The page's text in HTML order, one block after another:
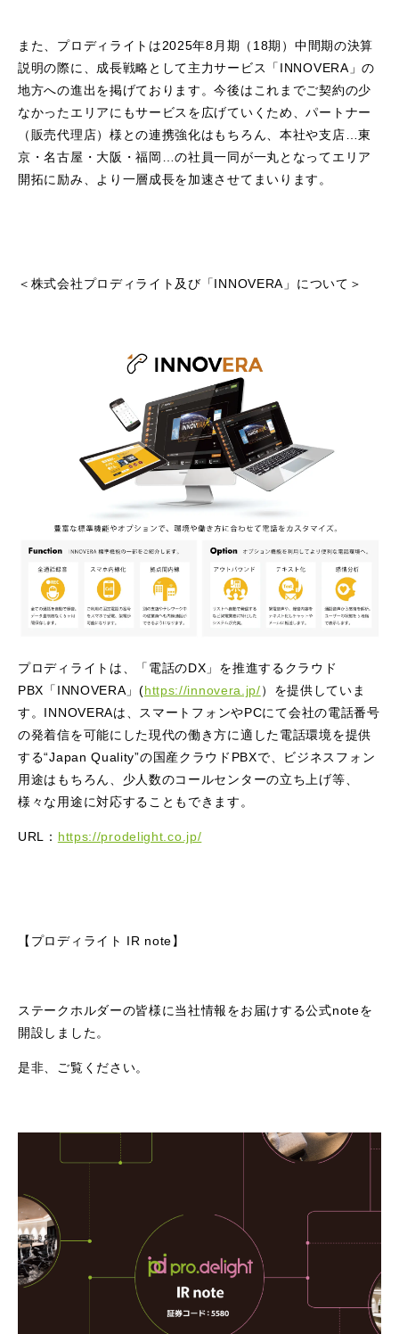
また、プロディライトは2025年8月期（18期）中間期の決算
説明の際に、成長戦略として主力サービス「INNOVERA」の
地方への進出を掲げております。今後はこれまでご契約の少
なかったエリアにもサービスを広げていくため、パートナー
（販売代理店）様との連携強化はもちろん、本社や支店…東
京・名古屋・大阪・福岡…の社員一同が一丸となってエリア
開拓に励み、より一層成長を加速させてまいります。
＜株式会社プロディライト及び「INNOVERA」について＞
プロディライトは、「電話のDX」を推進するクラウド
PBX「INNOVERA」(https://innovera.jp/）を提供していま
す。INNOVERAは、スマートフォンやPCにて会社の電話番号
の発着信を可能にした現代の働き方に適した電話環境を提供
する“Japan Quality”の国産クラウドPBXで、ビジネスフォン
用途はもちろん、少人数のコールセンターの立ち上げ等、
様々な用途に対応することもできます。
URL： https://prodelight.co.jp/
【プロディライト IR note】
ステークホルダーの皆様に当社情報をお届けする公式noteを
開設しました。
是非、ご覧ください。